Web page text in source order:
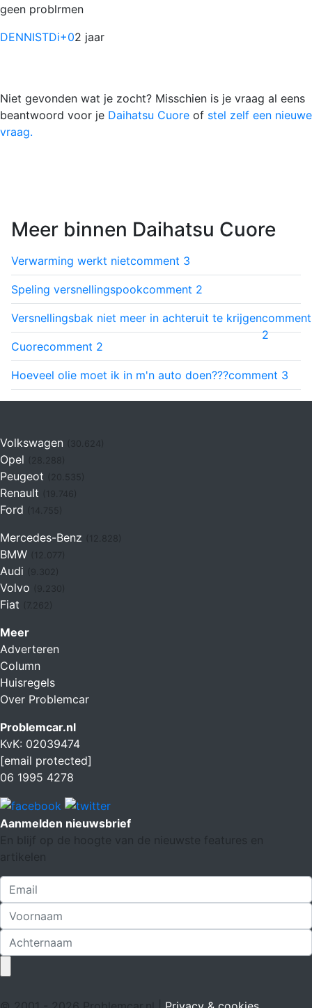
geen problrmen
DENNISTDi+02 jaar
Niet gevonden wat je zocht? Misschien is je vraag al eens
beantwoord voor je Daihatsu Cuore of stel zelf een nieuwe
vraag.
Meer binnen Daihatsu Cuore
Verwarming werkt nietcomment 3
Speling versnellingspookcomment 2
Versnellingsbak niet meer in achteruit te krijgencomment
2
Cuorecomment 2
Hoeveel olie moet ik in m'n auto doen???comment 3
Volkswagen (30.624)
Opel
Peugeot
Renault (19.746)
Ford (14.755)
Mercedes-Benz
BMW
Audi
Volvo
Fiat (7.262)
Meer
Adverteren
Column
Huisregels
Over Problemcar
Problemcar.nl
KvK: 02039474
[email protected]
06 1995 4278
Aanmelden nieuwsbrief
En blijf op de hoogte van de nieuwste features en
artikelen